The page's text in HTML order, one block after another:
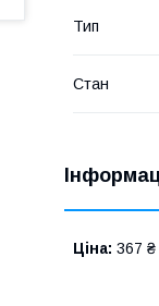
Тип
Стан
Ціна: 367 ₴